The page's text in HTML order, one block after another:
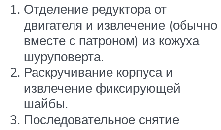
Отделение редуктора от
двигателя и извлечение (обычно
вместе с патроном) из кожуха
шуруповерта.
Раскручивание корпуса и
извлечение фиксирующей
шайбы.
Последовательное снятие